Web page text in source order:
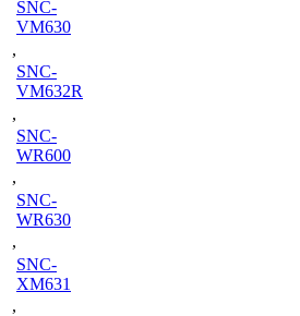
SNC-
VM630
,
SNC-
VM632R
,
SNC-
WR600
,
SNC-
WR630
,
SNC-
XM631
,